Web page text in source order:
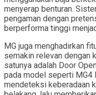
menyerap benturan.
pengaman dengan
berperforma tinggi
MG juga menghadirkan
semakin relevan dengan
satunya adalah Door
pada model seperti MG4
mendeteksi keberadaan